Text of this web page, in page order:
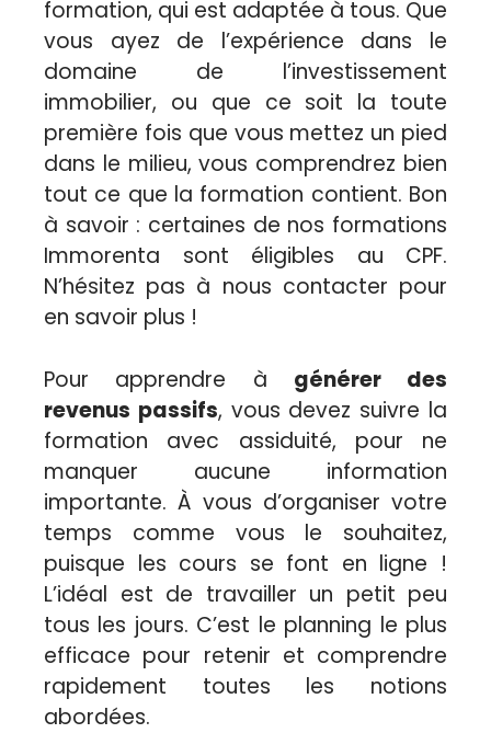
formation, qui est adaptée à tous. Que
vous ayez de l’expérience dans le
domaine de l’investissement
immobilier, ou que ce soit la toute
première fois que vous mettez un pied
dans le milieu, vous comprendrez bien
tout ce que la formation contient. Bon
à savoir : certaines de nos formations
Immorenta sont éligibles au CPF.
N’hésitez pas à nous contacter pour
en savoir plus !
Pour apprendre à générer des
revenus passifs, vous devez suivre la
formation avec assiduité, pour ne
manquer aucune information
importante. À vous d’organiser votre
temps comme vous le souhaitez,
puisque les cours se font en ligne !
L’idéal est de travailler un petit peu
tous les jours. C’est le planning le plus
efficace pour retenir et comprendre
rapidement toutes les notions
abordées.